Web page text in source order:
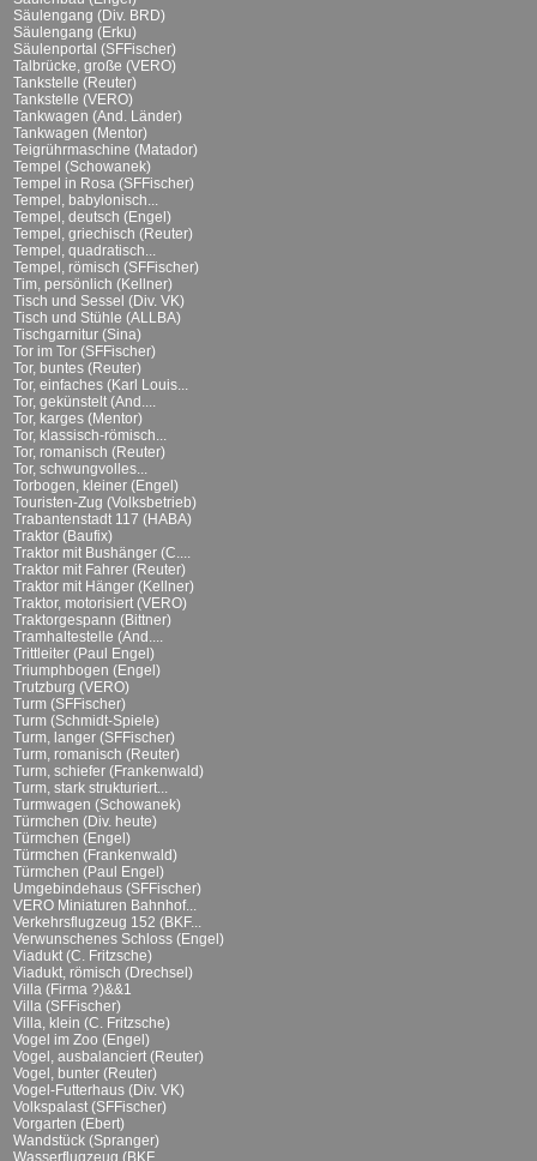
Säulengang (Div. BRD)
Säulengang (Erku)
Säulenportal (SFFischer)
Talbrücke, große (VERO)
Tankstelle (Reuter)
Tankstelle (VERO)
Tankwagen (And. Länder)
Tankwagen (Mentor)
Teigrührmaschine (Matador)
Tempel (Schowanek)
Tempel in Rosa (SFFischer)
Tempel, babylonisch...
Tempel, deutsch (Engel)
Tempel, griechisch (Reuter)
Tempel, quadratisch...
Tempel, römisch (SFFischer)
Tim, persönlich (Kellner)
Tisch und Sessel (Div. VK)
Tisch und Stühle (ALLBA)
Tischgarnitur (Sina)
Tor im Tor (SFFischer)
Tor, buntes (Reuter)
Tor, einfaches (Karl Louis...
Tor, gekünstelt (And....
Tor, karges (Mentor)
Tor, klassisch-römisch...
Tor, romanisch (Reuter)
Tor, schwungvolles...
Torbogen, kleiner (Engel)
Touristen-Zug (Volksbetrieb)
Trabantenstadt 117 (HABA)
Traktor (Baufix)
Traktor mit Bushänger (C....
Traktor mit Fahrer (Reuter)
Traktor mit Hänger (Kellner)
Traktor, motorisiert (VERO)
Traktorgespann (Bittner)
Tramhaltestelle (And....
Trittleiter (Paul Engel)
Triumphbogen (Engel)
Trutzburg (VERO)
Turm (SFFischer)
Turm (Schmidt-Spiele)
Turm, langer (SFFischer)
Turm, romanisch (Reuter)
Turm, schiefer (Frankenwald)
Turm, stark strukturiert...
Turmwagen (Schowanek)
Türmchen (Div. heute)
Türmchen (Engel)
Türmchen (Frankenwald)
Türmchen (Paul Engel)
Umgebindehaus (SFFischer)
VERO Miniaturen Bahnhof...
Verkehrsflugzeug 152 (BKF...
Verwunschenes Schloss (Engel)
Viadukt (C. Fritzsche)
Viadukt, römisch (Drechsel)
Villa (Firma ?)&&1
Villa (SFFischer)
Villa, klein (C. Fritzsche)
Vogel im Zoo (Engel)
Vogel, ausbalanciert (Reuter)
Vogel, bunter (Reuter)
Vogel-Futterhaus (Div. VK)
Volkspalast (SFFischer)
Vorgarten (Ebert)
Wandstück (Spranger)
Wasserflugzeug (BKF